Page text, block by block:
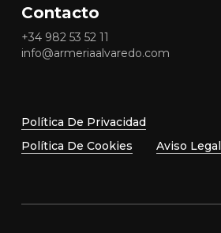
Contacto
+34 982 53 52 11
info@armeriaalvaredo.com
Política De Privacidad
Política De Cookies
Aviso Legal